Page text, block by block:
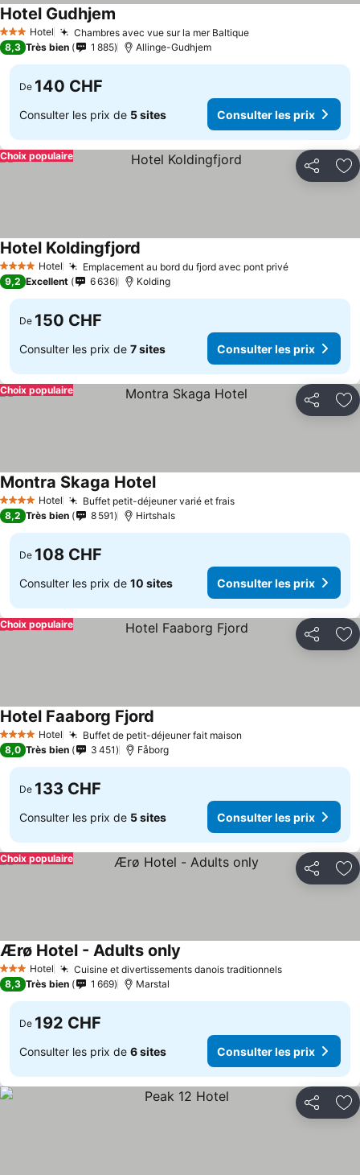
3 ÉtoilesHotel Chambres avec vue sur la mer Baltique
Hotel Gudhjem
8,3 Très bien 1 885 Allinge-Gudhjem
De 140 CHF
Consulter les prix de 5 sites Consulter les prix
Partager
Choix populaire
4 Étoiles Hotel Emplacement au bord du fjord avec pont privé
Hotel Koldingfjord
9,2 Excellent 6 636 Kolding
De 150 CHF
Consulter les prix de 7 sites Consulter les prix
Partager
Choix populaire
4 Étoiles Hotel Buffet petit-déjeuner varié et frais
Montra Skaga Hotel
8,2 Très bien 8 591 Hirtshals
De 108 CHF
Consulter les prix de 10 sites Consulter les prix
Partager
Choix populaire
4 Étoiles Hotel Buffet de petit-déjeuner fait maison
Hotel Faaborg Fjord
8,0 Très bien 3 451 Fåborg
De 133 CHF
Consulter les prix de 5 sites Consulter les prix
Partager
Choix populaire
3 ÉtoilesHotel Cuisine et divertissements danois traditionnels
Ærø Hotel - Adults only
8,3 Très bien 1 669 Marstal
De 192 CHF
Consulter les prix de 6 sites Consulter les prix
Partager